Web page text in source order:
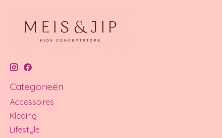
Categorieën
Accessoires
Kleding
Lifestyle